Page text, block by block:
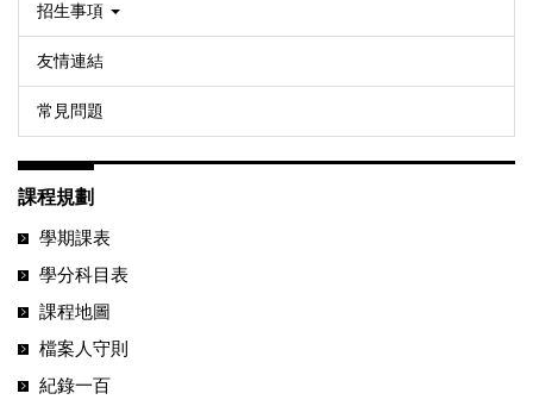
招生事項
友情連結
常見問題
課程規劃
學期課表
學分科目表
課程地圖
檔案人守則
紀錄一百